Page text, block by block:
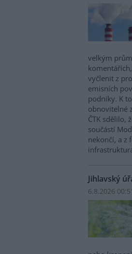
velkým
vyčlenit z
emisních
podniky. K
obnovitelné
ČTK sdělilo,
součástí
nekončí, a z
Jihlavský
6.8.2026